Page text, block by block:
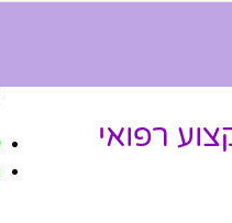
רפואי